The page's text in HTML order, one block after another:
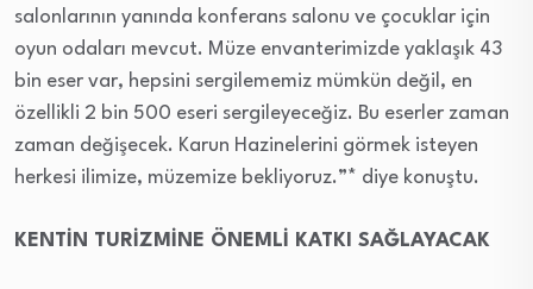
salonlarının yanında konferans salonu ve çocuklar için
oyun odaları mevcut. Müze envanterimizde yaklaşık 43
bin eser var, hepsini sergilememiz mümkün değil, en
özellikli 2 bin 500 eseri sergileyeceğiz. Bu eserler zaman
zaman değişecek. Karun Hazinelerini görmek isteyen
herkesi ilimize, müzemize bekliyoruz.”* diye konuştu.
KENTİN TURİZMİNE ÖNEMLİ KATKI SAĞLAYACAK